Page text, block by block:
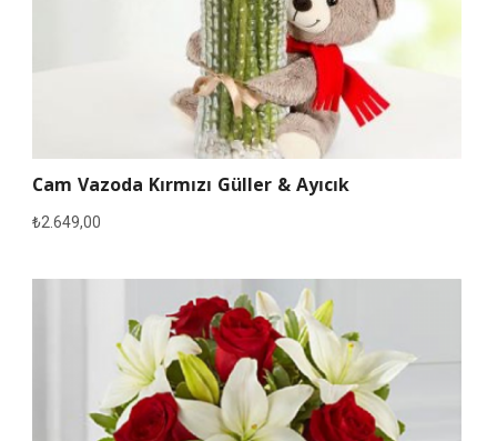
Cam Vazoda Kırmızı Güller & Ayıcık
₺2.649,00